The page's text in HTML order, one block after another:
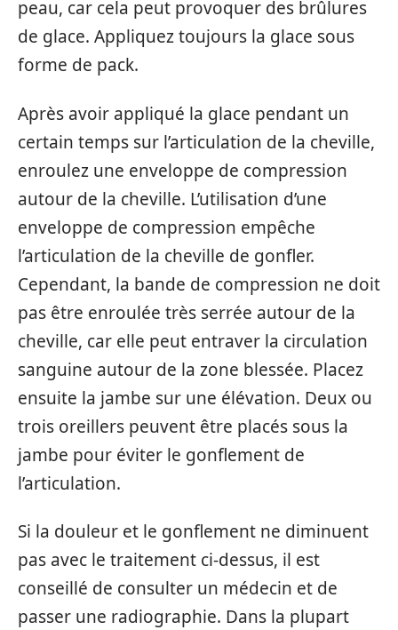
peau, car cela peut provoquer des brûlures
de glace. Appliquez toujours la glace sous
forme de pack.
Après avoir appliqué la glace pendant un
certain temps sur l’articulation de la cheville,
enroulez une enveloppe de compression
autour de la cheville. L’utilisation d’une
enveloppe de compression empêche
l’articulation de la cheville de gonfler.
Cependant, la bande de compression ne doit
pas être enroulée très serrée autour de la
cheville, car elle peut entraver la circulation
sanguine autour de la zone blessée. Placez
ensuite la jambe sur une élévation. Deux ou
trois oreillers peuvent être placés sous la
jambe pour éviter le gonflement de
l’articulation.
Si la douleur et le gonflement ne diminuent
pas avec le traitement ci-dessus, il est
conseillé de consulter un médecin et de
passer une radiographie. Dans la plupart